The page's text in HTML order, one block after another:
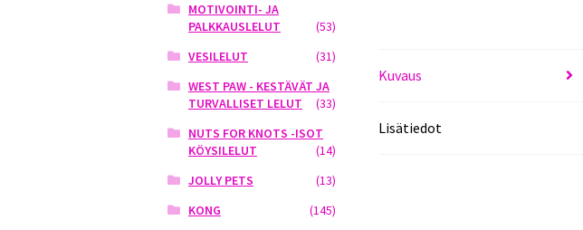
Kuvaus
Lisätiedot
MOTIVOINTI- JA
PALKKAUSLELUT
(53)
VESILELUT
(31)
WEST PAW - KESTÄVÄT JA
TURVALLISET LELUT
(33)
NUTS FOR KNOTS -ISOT
KÖYSILELUT
(14)
JOLLY PETS
(13)
KONG
(145)